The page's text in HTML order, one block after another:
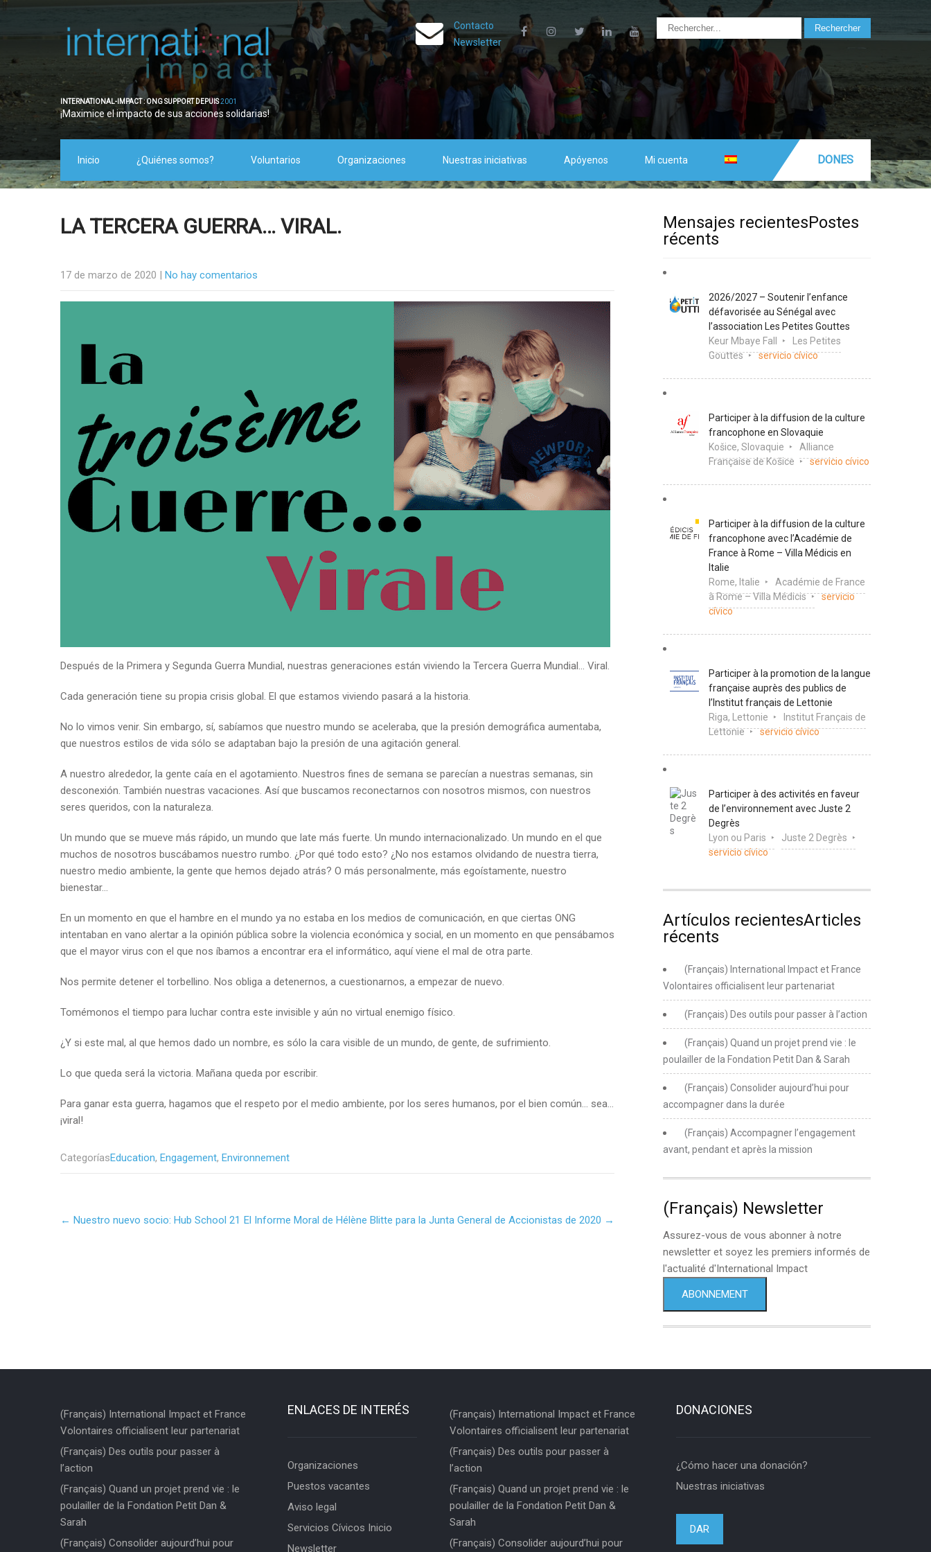
INTERNATIONAL-IMPACT : ONG SUPPORT DEPUIS2001
¡Maximice el impacto de sus acciones solidarias!
Contacto
Newsletter
Inicio ¿Quiénes somos? Voluntarios Organizaciones Nuestras iniciativas Apóyenos Mi cuenta DONES
LA TERCERA GUERRA… VIRAL.
17 de marzo de 2020 | No hay comentarios
Después de la Primera y Segunda Guerra Mundial, nuestras generaciones están viviendo la Tercera Guerra Mundial… Viral.
Cada generación tiene su propia crisis global. El que estamos viviendo pasará a la historia.
No lo vimos venir. Sin embargo, sí, sabíamos que nuestro mundo se aceleraba, que la presión demográfica aumentaba,
que nuestros estilos de vida sólo se adaptaban bajo la presión de una agitación general.
A nuestro alrededor, la gente caía en el agotamiento. Nuestros fines de semana se parecían a nuestras semanas, sin
desconexión. También nuestras vacaciones. Así que buscamos reconectarnos con nosotros mismos, con nuestros
seres queridos, con la naturaleza.
Un mundo que se mueve más rápido, un mundo que late más fuerte. Un mundo internacionalizado. Un mundo en el que
muchos de nosotros buscábamos nuestro rumbo. ¿Por qué todo esto? ¿No nos estamos olvidando de nuestra tierra,
nuestro medio ambiente, la gente que hemos dejado atrás? O más personalmente, más egoístamente, nuestro
bienestar…
En un momento en que el hambre en el mundo ya no estaba en los medios de comunicación, en que ciertas ONG
intentaban en vano alertar a la opinión pública sobre la violencia económica y social, en un momento en que pensábamos
que el mayor virus con el que nos íbamos a encontrar era el informático, aquí viene el mal de otra parte.
Nos permite detener el torbellino. Nos obliga a detenernos, a cuestionarnos, a empezar de nuevo.
Tomémonos el tiempo para luchar contra este invisible y aún no virtual enemigo físico.
¿Y si este mal, al que hemos dado un nombre, es sólo la cara visible de un mundo, de gente, de sufrimiento.
Lo que queda será la victoria. Mañana queda por escribir.
Para ganar esta guerra, hagamos que el respeto por el medio ambiente, por los seres humanos, por el bien común… sea…
¡viral!
CategoríasEducation, Engagement, Environnement
navigation
← Nuestro nuevo socio: Hub School 21 El Informe Moral de Hélène Blitte para la Junta General de Accionistas de 2020 →
Mensajes recientesPostes
récents
2026/2027 – Soutenir l’enfance
défavorisée au Sénégal avec
l’association Les Petites Gouttes
Keur Mbaye Fall
Les Petites
Gouttes
servicio cívico
Participer à la diffusion de la culture
francophone en Slovaquie
Košice, Slovaquie
Alliance
Française de Košice
servicio cívico
Participer à la diffusion de la culture
francophone avec l’Académie de
France à Rome – Villa Médicis en
Italie
Rome, Italie
Académie de France
à Rome – Villa Médicis
servicio
cívico
Participer à la promotion de la langue
française auprès des publics de
l’Institut français de Lettonie
Riga, Lettonie
Institut Français de
Lettonie
servicio cívico
Participer à des activités en faveur
de l’environnement avec Juste 2
Degrès
Lyon ou Paris
Juste 2 Degrès
servicio cívico
Artículos recientesArticles
récents
(Français) International Impact et France
Volontaires officialisent leur partenariat
(Français) Des outils pour passer à l’action
(Français) Quand un projet prend vie : le
poulailler de la Fondation Petit Dan & Sarah
(Français) Consolider aujourd’hui pour
accompagner dans la durée
(Français) Accompagner l’engagement
avant, pendant et après la mission
(Français) Newsletter
Assurez-vous de vous abonner à notre
newsletter et soyez les premiers informés de
l'actualité d'International Impact
ABONNEMENT
(Français) International Impact et France
Volontaires officialisent leur partenariat
(Français) Des outils pour passer à
l’action
(Français) Quand un projet prend vie : le
poulailler de la Fondation Petit Dan &
Sarah
(Français) Consolider aujourd’hui pour
ENLACES DE INTERÉS
Organizaciones
Puestos vacantes
Aviso legal
Servicios Cívicos Inicio
Newsletter
(Français) International Impact et France
Volontaires officialisent leur partenariat
(Français) Des outils pour passer à
l’action
(Français) Quand un projet prend vie : le
poulailler de la Fondation Petit Dan &
Sarah
(Français) Consolider aujourd’hui pour
DONACIONES
¿Cómo hacer una donación?
Nuestras iniciativas
DAR